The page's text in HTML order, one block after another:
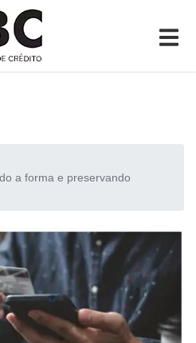
a forma e preservando